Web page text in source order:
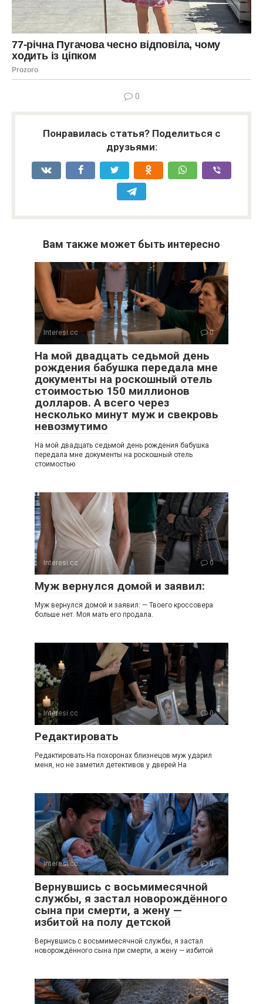
0
Понравилась статья? Поделиться с
друзьями:
Вам также может быть интересно
Interesi.cc 0
На мой двадцать седьмой день
рождения бабушка передала мне
документы на роскошный отель
стоимостью 150 миллионов
долларов. А всего через
несколько минут муж и свекровь
невозмутимо
На мой двадцать седьмой день рождения бабушка
передала мне документы на роскошный отель
стоимостью
Interesi.cc 0
Муж вернулся домой и заявил:
Муж вернулся домой и заявил: — Твоего кроссовера
больше нет. Моя мать его продала.
Interesi.cc 0
Редактировать
Редактировать На похоронах близнецов муж ударил
меня, но не заметил детективов у дверей На
Interesi.cc 0
Вернувшись с восьмимесячной
службы, я застал новорождённого
сына при смерти, а жену —
избитой на полу детской
Вернувшись с восьмимесячной службы, я застал
новорождённого сына при смерти, а жену — избитой